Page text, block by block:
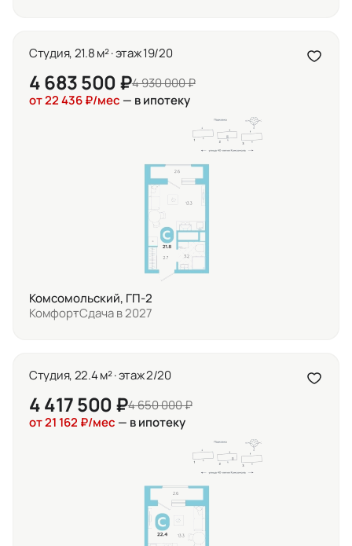
Студия, 21.8 м² · этаж 19/20
4 683 500 ₽4 930 000 ₽
от 22 436 ₽/мес — в ипотеку
Комсомольский, ГП-2
КомфортСдача в 2027
Студия, 22.4 м² · этаж 2/20
4 417 500 ₽4 650 000 ₽
от 21 162 ₽/мес — в ипотеку